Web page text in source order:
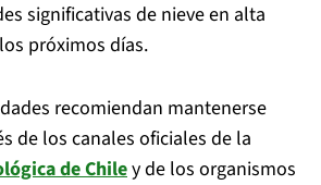
significativas de nieve en alta
próximos días.
recomiendan mantenerse
de los canales oficiales de la
de Chiley de los organismos